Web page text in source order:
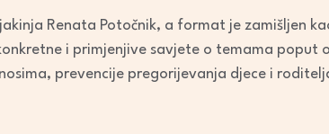
Renata Potočnik, a format je zamišljen
i primjenjive savjete o temama poput
prevencije pregorijevanja djece i